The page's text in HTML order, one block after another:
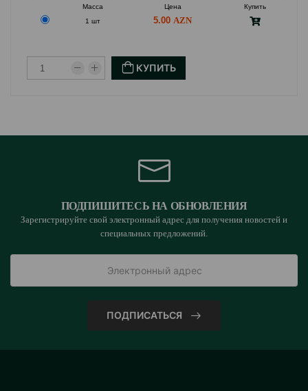
Масса Цена
Купить
1 шт
5.00
КУПИТЬ
ПОДПИШИТЕСЬ НА ОБНОВЛЕНИЯ
Зарегистрируйте свой электронный адрес для получения новостей и
специальных предложений.
ПОДПИСАТЬСЯ